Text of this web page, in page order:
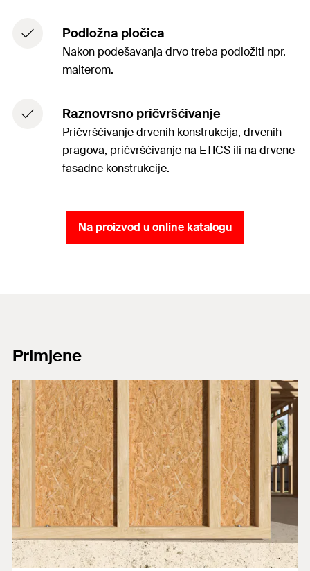
Podložna pločica
Nakon podešavanja drvo treba podložiti npr.
malterom.
Raznovrsno pričvršćivanje
Pričvršćivanje drvenih konstrukcija, drvenih
pragova, pričvršćivanje na ETICS ili na drvene
fasadne konstrukcije.
Na proizvod u online katalogu
Primjene